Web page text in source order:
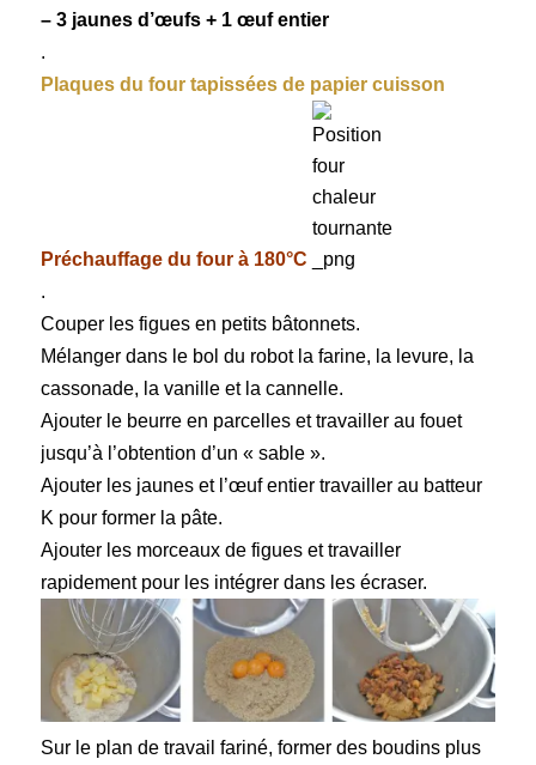
– 3 jaunes d’œufs + 1 œuf entier
.
Plaques du four tapissées de papier cuisson
Préchauffage du four à 180°C
.
Couper les figues en petits bâtonnets.
Mélanger dans le bol du robot la farine, la levure, la
cassonade, la vanille et la cannelle.
Ajouter le beurre en parcelles et travailler au fouet
jusqu’à l’obtention d’un « sable ».
Ajouter les jaunes et l’œuf entier travailler au batteur
K pour former la pâte.
Ajouter les morceaux de figues et travailler
rapidement pour les intégrer dans les écraser.
Sur le plan de travail fariné, former des boudins plus